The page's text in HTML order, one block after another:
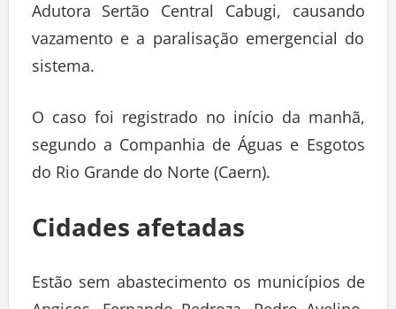
Adutora Sertão Central Cabugi, causando
vazamento e a paralisação emergencial do
sistema.
O caso foi registrado no início da manhã,
segundo a Companhia de Águas e Esgotos
do Rio Grande do Norte (Caern).
Cidades afetadas
Estão sem abastecimento os municípios de